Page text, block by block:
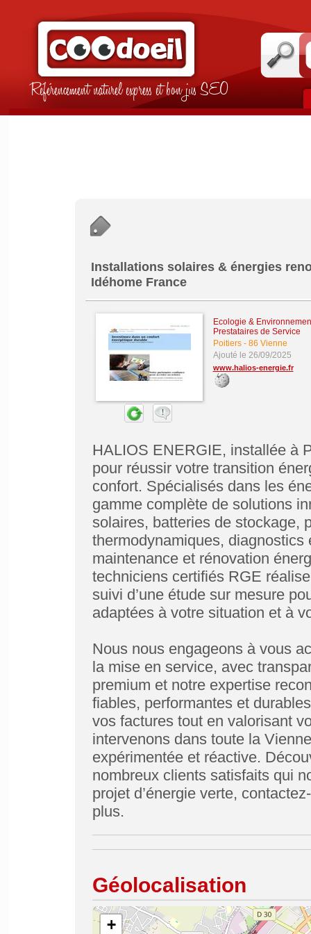
Référencement naturel express et bon jus SEO
Installations solaires & énergies
Idéhome France
Ecologie &
Prestataires de Service
Poitiers- 86 Vienne
Ajouté le 26/09/2025
www.halios-energie.fr
HALIOS ENERGIE, installée à
pour réussir votre transition
confort. Spécialisés dans les
gamme complète de solutions
solaires, batteries de stockage,
thermodynamiques,
maintenance et rénovation
techniciens certifiés RGE
suivi d’une étude sur mesure
adaptées à votre situation et à
Nous nous engageons à vous
la mise en service, avec
premium et notre expertise
fiables, performantes et
vos factures tout en valorisant
intervenons dans toute la
expérimentée et réactive.
nombreux clients satisfaits qui
projet d’énergie verte,
plus.
Géolocalisation
+